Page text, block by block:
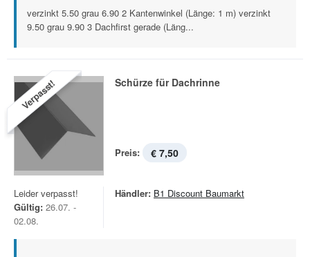
verzinkt 5.50 grau 6.90 2 Kantenwinkel (Länge: 1 m) verzinkt
9.50 grau 9.90 3 Dachfirst gerade (Läng...
Verpasst! Schürze für Dachrinne
Preis: € 7,50
Leider verpasst!
Gültig: 26.07. -
02.08.
Händler: B1 Discount Baumarkt